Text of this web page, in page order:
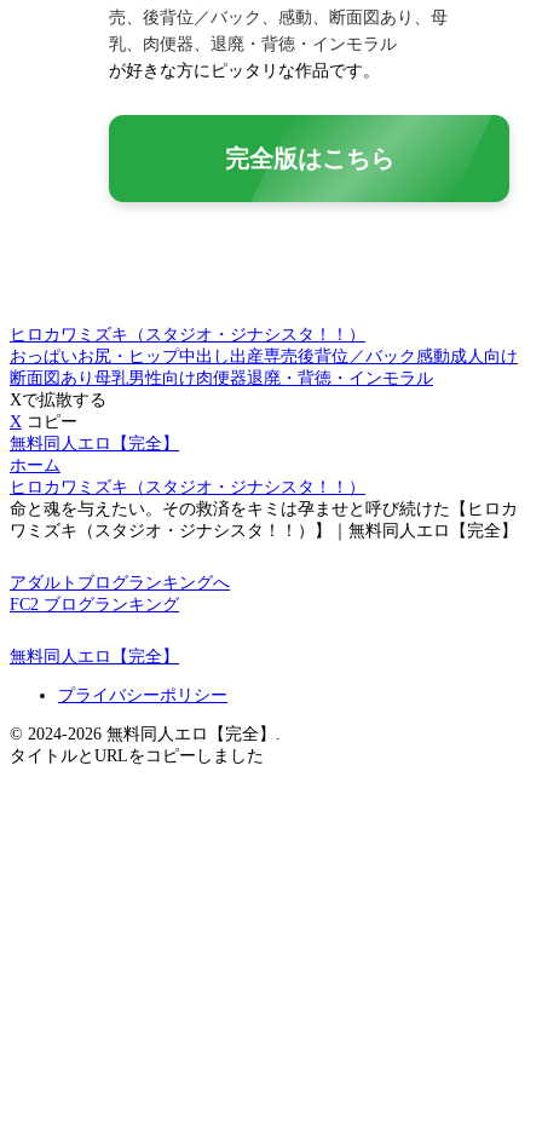
売
後背位／バック 感動 断面図あり
母
乳
肉便器
退廃・背徳・インモラル
が好きな方にピッタリな作品です。
完全版はこちら
ヒロカワミズキ（スタジオ・ジナシスタ！！）
おっぱいお尻・ヒップ中出し出産専売後背位／バック感動成人向け
断面図あり 母乳男性向け肉便器退廃・背徳・インモラル
Xで拡散する
X コピー
無料同人エロ【完全】
ホーム
ヒロカワミズキ（スタジオ・ジナシスタ！！）
命と魂を与えたい。その救済をキミは孕ませと呼び続けた【ヒロカ
ワミズキ（スタジオ・ジナシスタ！！）】｜無料同人エロ【完全】
アダルトブログランキングへ
FC2 ブログランキング
無料同人エロ【完全】
プライバシーポリシー
© 2024-2026 無料同人エロ【完全】.
タイトルとURLをコピーしました